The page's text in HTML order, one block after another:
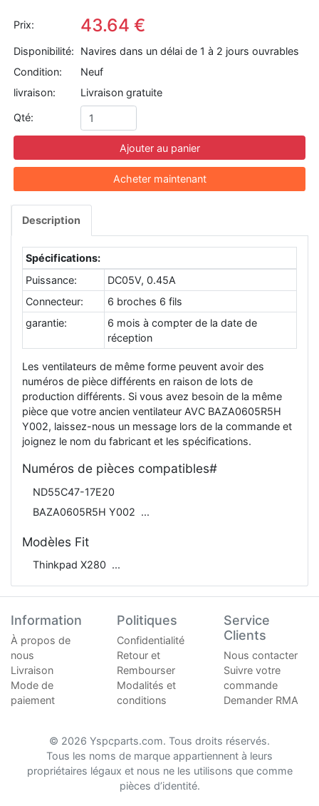
Prix: 43.64 €
Disponibilité:
Navires dans un délai de 1 à 2 jours ouvrables
Condition:
Neuf
livraison:
Livraison gratuite
Qté:
Ajouter au panier
Acheter maintenant
Description
Spécifications:
Puissance:
DC05V, 0.45A
Connecteur:
6 broches 6 fils
garantie:
6 mois à compter de la date de
réception
Les ventilateurs de même forme peuvent avoir des
numéros de pièce différents en raison de lots de
production différents. Si vous avez besoin de la même
pièce que votre ancien ventilateur AVC BAZA0605R5H
Y002, laissez-nous un message lors de la commande et
joignez le nom du fabricant et les spécifications.
Numéros de pièces compatibles#
ND55C47-17E20
BAZA0605R5H Y002
Modèles Fit
Thinkpad X280
Information
À propos de
nous
Livraison
Mode de
paiement
Politiques
Confidentialité
Retour et
Rembourser
Modalités et
conditions
Service
Clients
Nous contacter
Suivre votre
commande
Demander RMA
© 2026 Yspcparts.com. Tous droits réservés.
Tous les noms de marque appartiennent à leurs
propriétaires légaux et nous ne les utilisons que comme
pièces d’identité.